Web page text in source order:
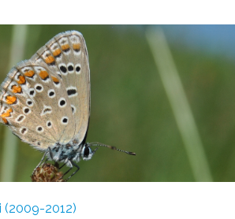
(2009-2012)